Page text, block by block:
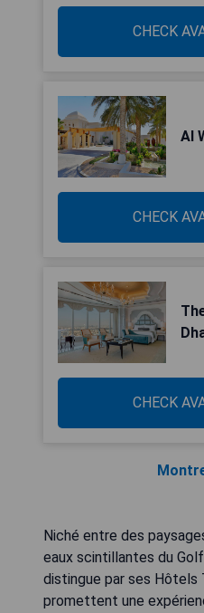
CHECK
Al
CHECK
CHECK
Niché entre des
eaux scintillantes du
distingue par ses Hôtels
promettent une